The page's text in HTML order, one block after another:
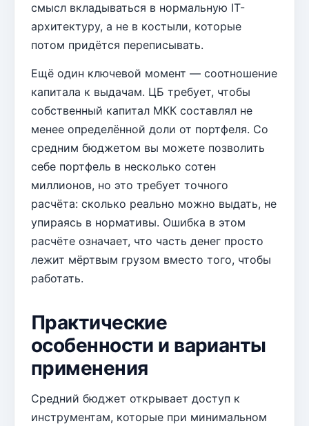
смысл вкладываться в нормальную IT-
архитектуру, а не в костыли, которые
потом придётся переписывать.
Ещё один ключевой момент — соотношение
капитала к выдачам. ЦБ требует, чтобы
собственный капитал МКК составлял не
менее определённой доли от портфеля. Со
средним бюджетом вы можете позволить
себе портфель в несколько сотен
миллионов, но это требует точного
расчёта: сколько реально можно выдать, не
упираясь в нормативы. Ошибка в этом
расчёте означает, что часть денег просто
лежит мёртвым грузом вместо того, чтобы
работать.
Практические
особенности и варианты
применения
Средний бюджет открывает доступ к
инструментам, которые при минимальном